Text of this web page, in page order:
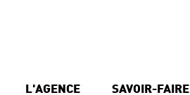
L'AGENCE SAVOIR-FAIRE